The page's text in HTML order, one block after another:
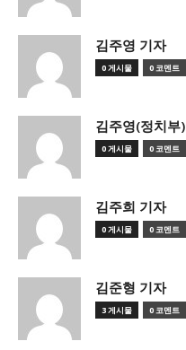
김주영 기자
0 게시물 0 코멘트
김주영(정치부)
0 게시물 0 코멘트
김주희 기자
0 게시물 0 코멘트
김준형 기자
3 게시물 0 코멘트